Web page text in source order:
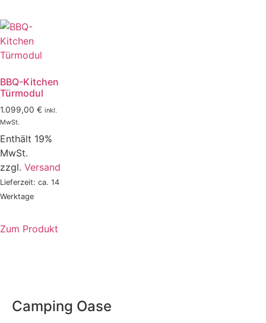
BBQ-Kitchen
Türmodul
1.099,00 € inkl.
MwSt.
Enthält 19%
MwSt.
zzgl. Versand
Lieferzeit: ca. 14
Werktage
Zum Produkt
Camping Oase